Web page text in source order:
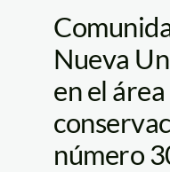
Nueva
en el
número